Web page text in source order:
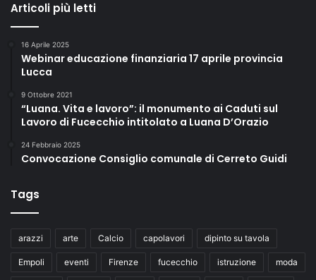
Articoli più letti
16 Aprile 2025
Webinar educazione finanziaria 17 aprile provincia
Lucca
9 Ottobre 2021
“Luana. Vita e lavoro”: il monumento ai Caduti sul
Lavoro di Fucecchio intitolato a Luana D’Orazio
24 Febbraio 2025
Convocazione Consiglio comunale di Cerreto Guidi
Tags
arazzi arte Calcio capolavori dipinto su tavola
Empoli eventi Firenze fucecchio istruzione moda